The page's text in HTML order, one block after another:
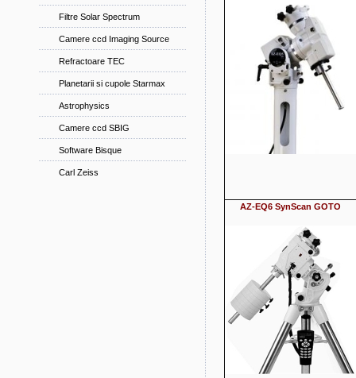
Filtre Solar Spectrum
Camere ccd Imaging Source
Refractoare TEC
Planetarii si cupole Starmax
Astrophysics
Camere ccd SBIG
Software Bisque
Carl Zeiss
AZ-EQ6 SynScan GOTO